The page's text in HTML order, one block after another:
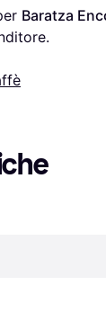
Baratza